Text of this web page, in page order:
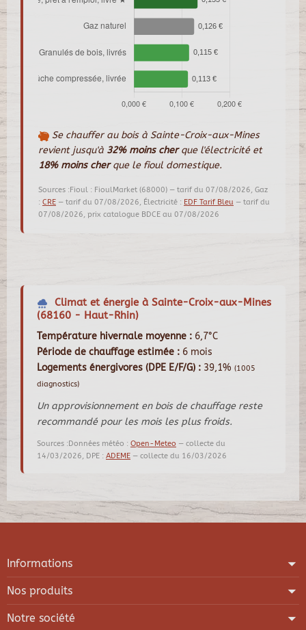
Se chauffer au bois à Sainte-Croix-aux-Mines
revient jusqu'à 32% moins cherque l'électricité et
18% moins cherque le fioul domestique.
Sources :Fioul : FioulMarket (68000) — tarif du 07/08/2026, Gaz
: CRE — tarif du 07/08/2026, Électricité : EDF Tarif Bleu — tarif du
07/08/2026, prix catalogue BDCE au 07/08/2026
Climat et énergie à Sainte-Croix-aux-Mines
(68160 - Haut-Rhin)
Température hivernale moyenne : 6,7°C
Période de chauffage estimée : 6 mois
Logements énergivores (DPE E/F/G) : 39,1% (1005
diagnostics)
Un approvisionnement en bois de chauffage reste
recommandé pour les mois les plus froids.
Sources :Données météo : Open-Meteo — collecte du
14/03/2026, DPE : ADEME — collecte du 16/03/2026
Informations
Nos produits
Notre société